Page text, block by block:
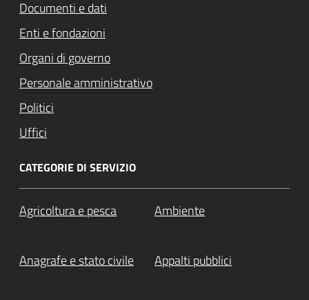
Documenti e dati
Enti e fondazioni
Organi di governo
Personale amministrativo
Politici
Uffici
CATEGORIE DI SERVIZIO
Agricoltura e pesca Ambiente
Anagrafe e stato civile Appalti pubblici